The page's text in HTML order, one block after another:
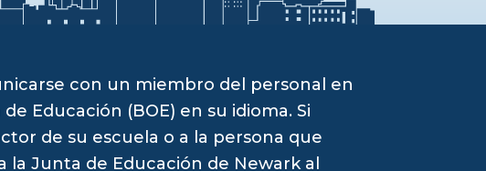
con un miembro del personal en
Educación (BOE) en su idioma. Si
de su escuela o a la persona que
Junta de Educación de Newark al